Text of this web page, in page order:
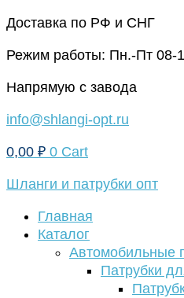
Перейти
содержимому
Доставка по РФ и СНГ
Режим работы: Пн.-Пт 08-
Напрямую с завода
info@shlangi-opt.ru
0,00 ₽ 0 Cart
Шланги и патрубки опт
Главная
Каталог
Автомобильные
Патрубки